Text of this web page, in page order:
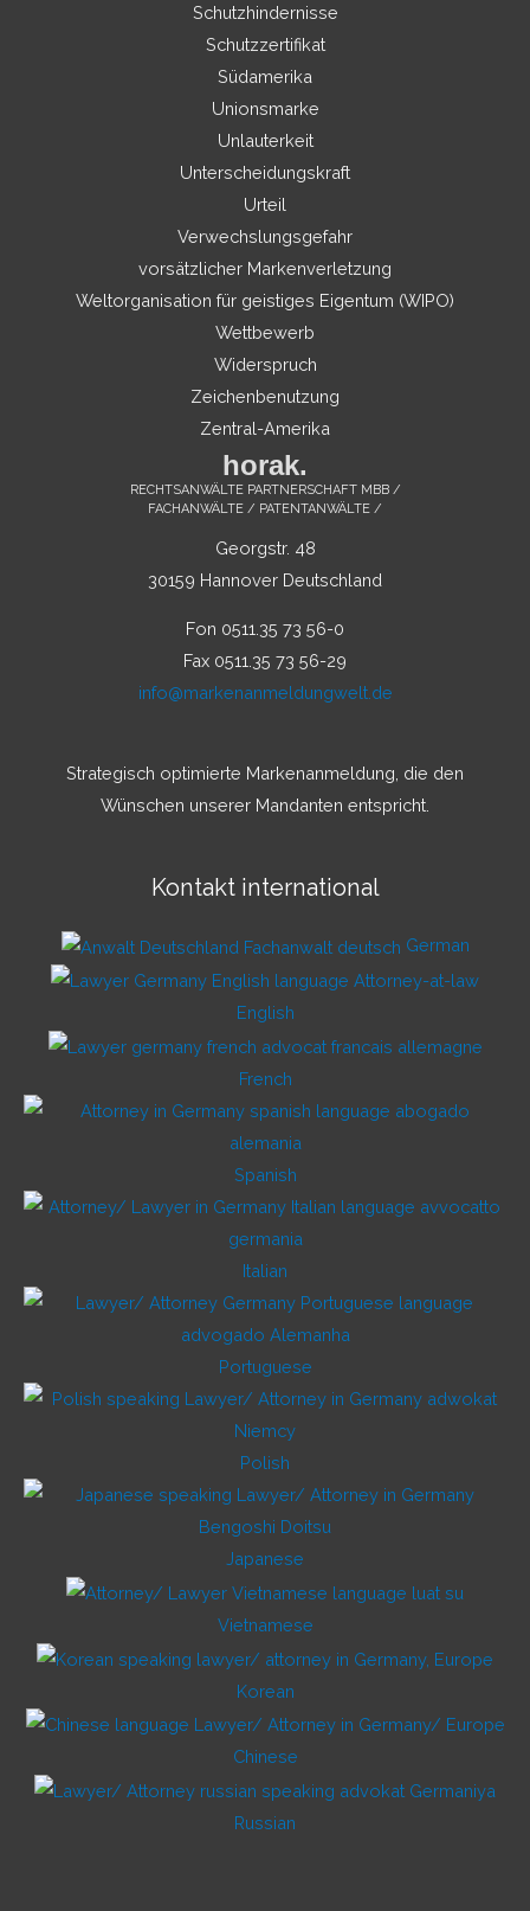
Schutzhindernisse
Schutzzertifikat
Südamerika
Unionsmarke
Unlauterkeit
Unterscheidungskraft
Urteil
Verwechslungsgefahr
vorsätzlicher Markenverletzung
Weltorganisation für geistiges Eigentum (WIPO)
Wettbewerb
Widerspruch
Zeichenbenutzung
Zentral-Amerika
horak.
RECHTSANWÄLTE PARTNERSCHAFT MBB /
FACHANWÄLTE / PATENTANWÄLTE /
Georgstr. 48
30159 Hannover Deutschland
Fon 0511.35 73 56-0
Fax 0511.35 73 56-29
info@markenanmeldungwelt.de
Strategisch optimierte Markenanmeldung, die den
Wünschen unserer Mandanten entspricht.
Kontakt international
German
English
French
Spanish
Italian
Portuguese
Polish
Japanese
Vietnamese
Korean
Chinese
Russian